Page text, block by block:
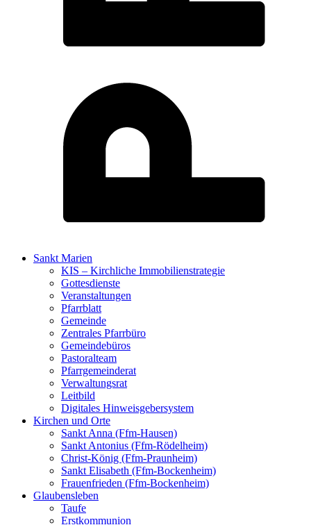
Sankt Marien
KIS – Kirchliche Immobilienstrategie
Gottesdienste
Veranstaltungen
Pfarrblatt
Gemeinde
Zentrales Pfarrbüro
Gemeindebüros
Pastoralteam
Pfarrgemeinderat
Verwaltungsrat
Leitbild
Digitales Hinweisgebersystem
Kirchen und Orte
Sankt Anna (Ffm-Hausen)
Sankt Antonius (Ffm-Rödelheim)
Christ-König (Ffm-Praunheim)
Sankt Elisabeth (Ffm-Bockenheim)
Frauenfrieden (Ffm-Bockenheim)
Glaubensleben
Taufe
Erstkommunion